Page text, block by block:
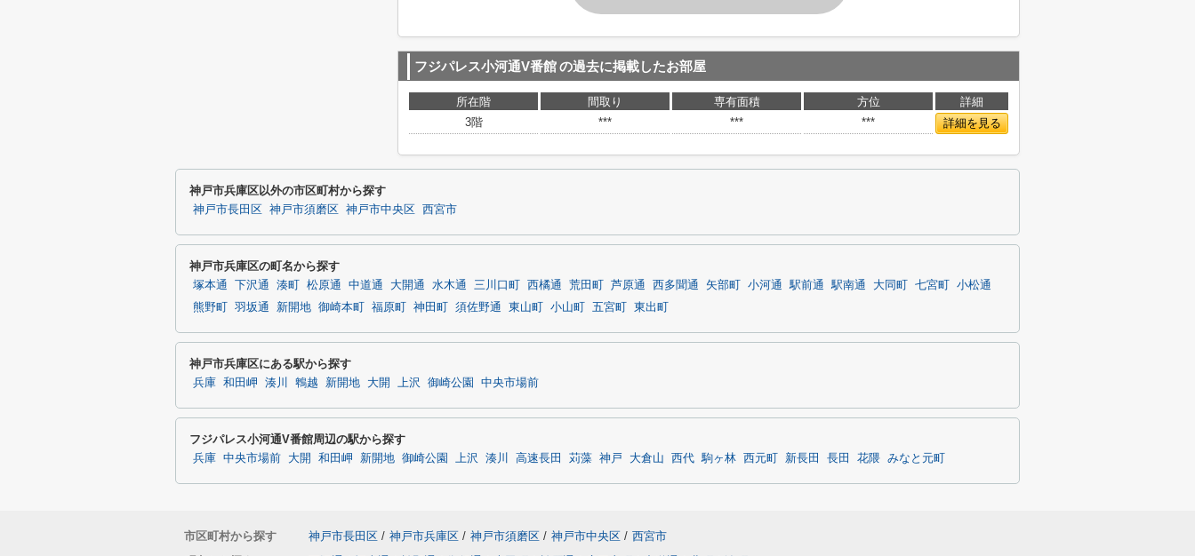
フジパレス小河通V番館の過去に掲載したお部屋
所在階 間取り 専有面積 方位
詳細
3階
*** *** *** 詳細を見る
神戸市兵庫区以外の市区町村から探す
神戸市長田区 神戸市須磨区 神戸市中央区 西宮市
神戸市兵庫区の町名から探す
塚本通 下沢通 湊町 松原通 中道通 大開通 水木通 三川口町 西橘通 荒田町 芦原通 西多聞通 矢部町 小河通 駅前通 駅南通 大同町 七宮町
小松通
熊野町
羽坂通 新開地 御崎本町 福原町 神田町 須佐野通 東山町 小山町 五宮町 東出町
神戸市兵庫区にある駅から探す
兵庫 和田岬 湊川 鵯越 新開地 大開 上沢 御崎公園 中央市場前
フジパレス小河通V番館周辺の駅から探す
兵庫 中央市場前 大開 和田岬 新開地 御崎公園 上沢 湊川 高速長田 苅藻 神戸 大倉山 西代 駒ヶ林 西元町 新長田 長田 花隈 みなと元町
市区町村から探す 神戸市長田区 / 神戸市兵庫区 / 神戸市須磨区 / 神戸市中央区 / 西宮市